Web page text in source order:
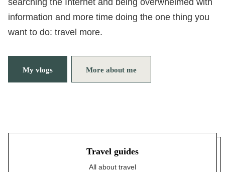
information and more time doing the one thing you
want to do: travel more.
My vlogs More about me
Travel guides
All about travel